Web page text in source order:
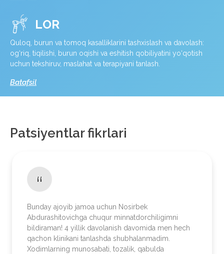
LOR
Quloq, burun va tomoq kasalliklarini tashxislash va davolash:
og‘riq, tiqilishi, burun oqishi va eshitish qobiliyatini yo‘qotish
uchun tekshiruv, maslahat va terapiyani tanlash.
Batafsil
Patsiyentlar fikrlari
Bunday ajoyib jamoa uchun Nosirbek
Abdurashitovichga chuqur minnatdorchiligimni
bildiraman! 4 yillik davolanish davomida men hech
qachon klinikani tanlashda shubhalanmadim.
Xodimlarning munosabati, tozalik, qabulda